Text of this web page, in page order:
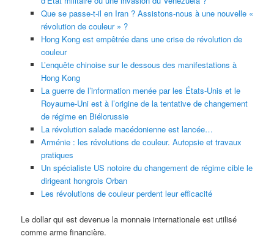
Que se passe-t-il en Iran ? Assistons-nous à une nouvelle «
révolution de couleur » ?
Hong Kong est empêtrée dans une crise de révolution de
couleur
L’enquête chinoise sur le dessous des manifestations à
Hong Kong
La guerre de l’information menée par les États-Unis et le
Royaume-Uni est à l’origine de la tentative de changement
de régime en Biélorussie
La révolution salade macédonienne est lancée…
Arménie : les révolutions de couleur. Autopsie et travaux
pratiques
Un spécialiste US notoire du changement de régime cible le
dirigeant hongrois Orban
Les révolutions de couleur perdent leur efficacité
Le dollar qui est devenue la monnaie internationale est utilisé
comme arme financière.